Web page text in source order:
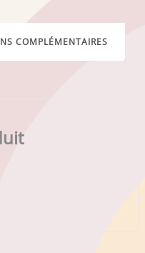
COMPLÉMENTAIRES